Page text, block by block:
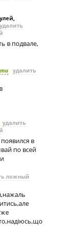
,
удалить
в подвале,
удалить
удалить
в
по всей
ложный